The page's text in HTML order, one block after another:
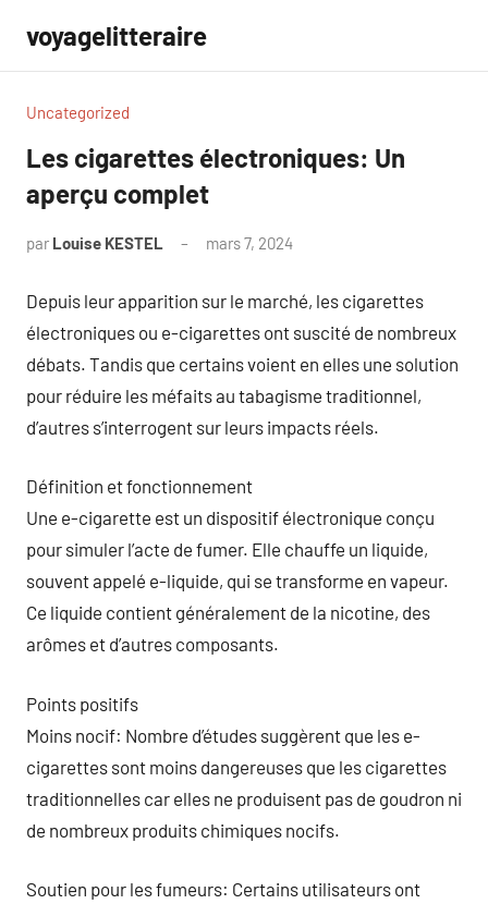
contenu
voyagelitteraire
Uncategorized
Les cigarettes électroniques: Un
aperçu complet
par Louise KESTEL mars 7, 2024
Depuis leur apparition sur le marché, les cigarettes
électroniques ou e-cigarettes ont suscité de nombreux
débats. Tandis que certains voient en elles une solution
pour réduire les méfaits au tabagisme traditionnel,
d’autres s’interrogent sur leurs impacts réels.
Définition et fonctionnement
Une e-cigarette est un dispositif électronique conçu
pour simuler l’acte de fumer. Elle chauffe un liquide,
souvent appelé e-liquide, qui se transforme en vapeur.
Ce liquide contient généralement de la nicotine, des
arômes et d’autres composants.
Points positifs
Moins nocif: Nombre d’études suggèrent que les e-
cigarettes sont moins dangereuses que les cigarettes
traditionnelles car elles ne produisent pas de goudron ni
de nombreux produits chimiques nocifs.
Soutien pour les fumeurs: Certains utilisateurs ont